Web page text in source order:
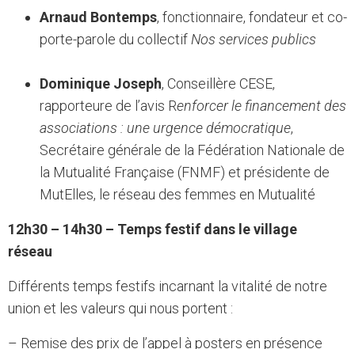
Arnaud Bontemps, fonctionnaire, fondateur et co-
porte-parole du collectif Nos services publics
Dominique Joseph, Conseillère CESE,
rapporteure de l’avis Renforcer le financement des
associations : une urgence démocratique,
Secrétaire générale de la Fédération Nationale de
la Mutualité Française (FNMF) et présidente de
MutElles, le réseau des femmes en Mutualité
12h30 – 14h30 – Temps festif dans le village
réseau
Différents temps festifs incarnant la vitalité de notre
union et les valeurs qui nous portent :
– Remise des prix de l’appel à posters en présence